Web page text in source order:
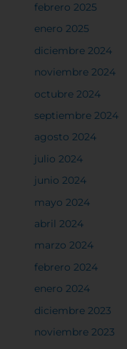
febrero 2025
enero 2025
diciembre 2024
noviembre 2024
octubre 2024
septiembre 2024
agosto 2024
julio 2024
junio 2024
mayo 2024
abril 2024
marzo 2024
febrero 2024
enero 2024
diciembre 2023
noviembre 2023